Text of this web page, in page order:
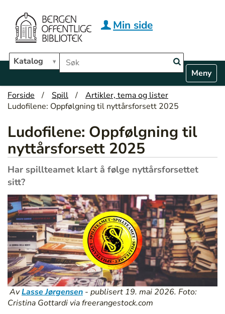
Hopp til hovedinnhold
Søk i biblioteket
Katalog
Min side
v
Toggle
Forside Spill
Artikler, tema og lister
Ludofilene: Oppfølgning til nyttårsforsett 2025
Ludofilene: Oppfølgning til
nyttårsforsett 2025
Har spillteamet klart å følge nyttårsforsettet
sitt?
AvLasse Jørgensen - publisert 19. mai 2026. Foto:
Cristina Gottardi via freerangestock.com